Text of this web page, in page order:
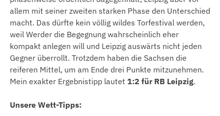
allem mit seiner zweiten starken Phase den Unterschied
macht. Das dürfte kein völlig wildes Torfestival werden,
weil Werder die Begegnung wahrscheinlich eher
kompakt anlegen will und Leipzig auswärts nicht jeden
Gegner überrollt. Trotzdem haben die Sachsen die
reiferen Mittel, um am Ende drei Punkte mitzunehmen.
Mein exakter Ergebnistipp lautet 1:2 für RB Leipzig.
Unsere Wett-Tipps: